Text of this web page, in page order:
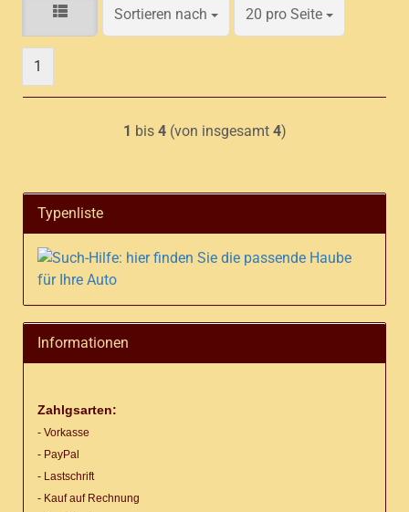
Sortieren nach
Sortieren nach 20 pro Seite
pro Seite
1
1 bis 4(von insgesamt 4)
Typenliste
Informationen
Zahlgsarten:
- Vorkasse
- PayPal
- Lastschrift
- Kauf auf Rechnung